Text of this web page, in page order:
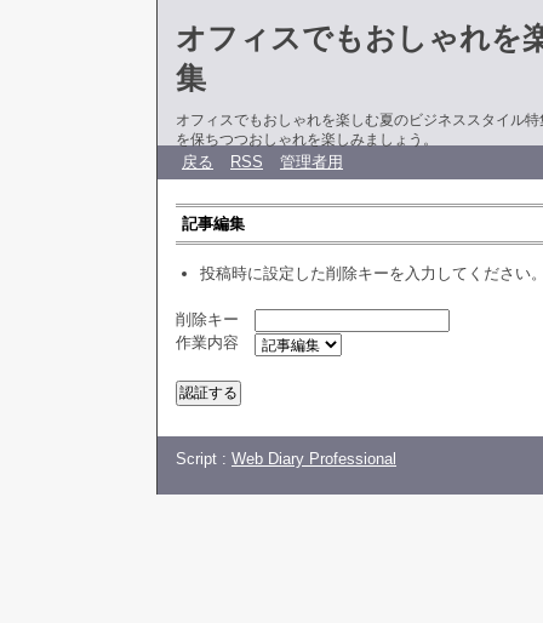
オフィスでもおしゃれを
集
オフィスでもおしゃれを楽しむ夏のビジネススタイル
を保ちつつおしゃれを楽しみましょう。
戻る RSS 管理者用
記事編集
投稿時に設定した削除キーを入力してください
削除キー
作業内容
Script : Web Diary Professional